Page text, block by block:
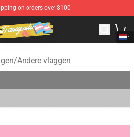
on orders over $100
- The Best Transgender Flag
/Andere vlaggen